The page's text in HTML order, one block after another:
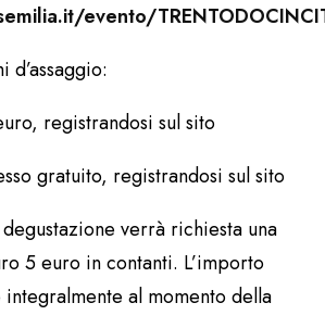
evento/
d’assaggio:
registrandosi sul sito
gratuito, registrandosi sul sito
verrà richiesta una
5 euro in contanti. L’importo
al momento della